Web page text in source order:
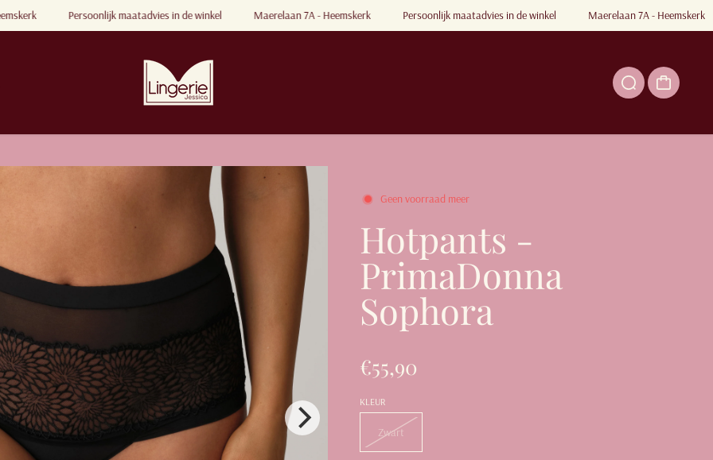
Persoonlijk maatadvies in de winkel Maerelaan 7A - Heemskerk Persoonlijk maatadvies in de winkel Maerelaan 7A - Heemskerk
Geen voorraad meer
Hotpants -
PrimaDonna
Sophora
€55,90
KLEUR
Zwart